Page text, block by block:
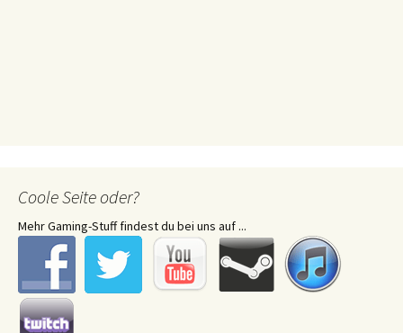
Coole Seite oder?
Mehr Gaming-Stuff findest du bei uns auf ...